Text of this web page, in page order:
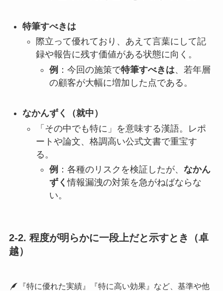
特筆すべきは
際立って優れており、あえて言葉にして記
録や報告に残す価値がある状態に向く。
例 ：今回の施策で特筆すべきは、若年層
の顧客が大幅に増加した点である。
なかんずく（就中）
「その中でも特に」を意味する漢語。レポ
ートや論文、格調高い公式文書で重宝す
る。
例 ：各種のリスクを検証したが、 なかん
ずく情報漏洩の対策を急がねばならな
い。
2-2. 程度が明らかに一段上だと示すとき（卓
越）
『特に優れた実績』『特に高い効果』など、基準や他